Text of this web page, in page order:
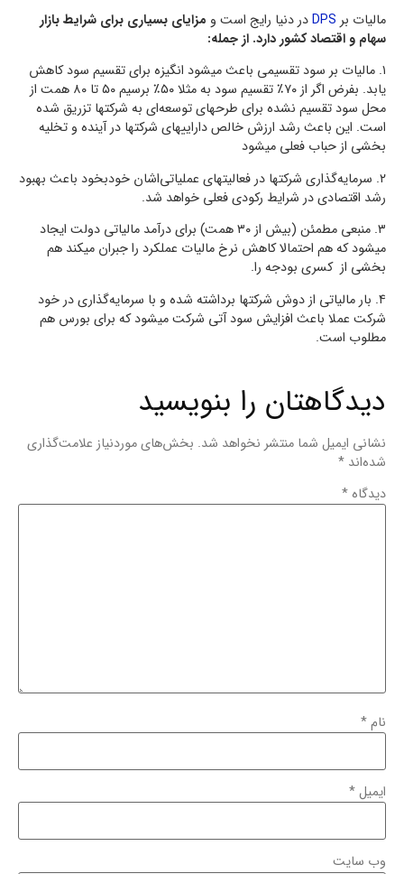
مالیات بر DPSدر دنیا رایج است و مزایای بسیاری برای شرایط بازار
سهام و اقتصاد کشور دارد. از جمله:
‌۱. مالیات بر سود تقسیمی باعث میشود انگیزه برای تقسیم سود کاهش
یابد. بفرض اگر از ۷۰٪ تقسیم سود به مثلا ۵۰٪ برسیم ۵۰ تا ۸۰ همت از
محل سود تقسیم نشده برای طرحهای توسعه‌ای به شرکتها تزریق شده
است. این باعث رشد ارزش خالص داراییهای شرکتها در آینده و تخلیه
بخشی از حباب فعلی میشود
‌۲. سرمایه‌گذاری شرکتها در فعالیتهای عملیاتی‌اشان خودبخود باعث بهبود
رشد اقتصادی در شرایط رکودی فعلی خواهد شد.
۳. منبعی مطمئن (بیش از ۳۰ همت) برای درآمد مالیاتی دولت ایجاد
میشود که هم احتمالا کاهش نرخ مالیات عملکرد را جبران میکند هم
بخشی از کسری بودجه را.
‌۴. بار مالیاتی از دوش شرکتها برداشته شده و با سرمایه‌گذاری در خود
شرکت عملا باعث افزایش سود آتی شرکت میشود که برای بورس هم
مطلوب است.
دیدگاهتان را بنویسید
نشانی ایمیل شما منتشر نخواهد شد. بخش‌های موردنیاز علامت‌گذاری
شده‌اند *
دیدگاه *
نام*
ایمیل*
وب‌ سایت